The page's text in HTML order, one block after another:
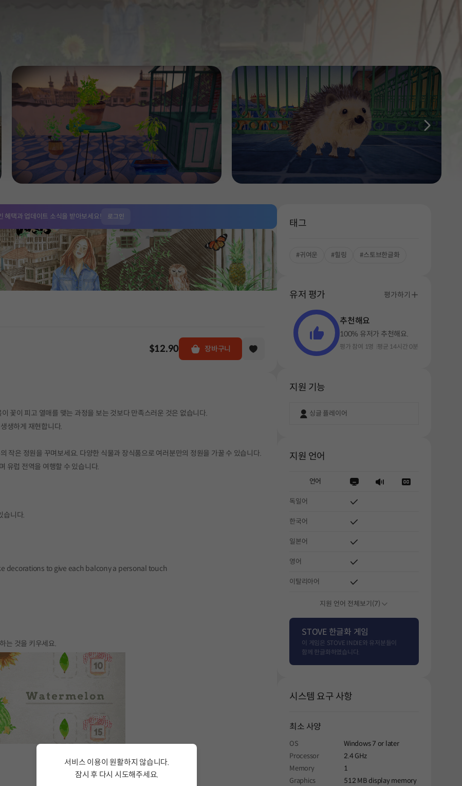
다음
혜택과 업데이트 소식을 받아보세요! 로그인
$12.90 장바구니
꽃이 피고 열매를 맺는 과정을 보는 것보다 만족스러운 것은 없습니다.
생하게 재현합니다.
작은 정원을 꾸며보세요. 다양한 식물과 장식품으로 여러분만의 정원을 가꿀 수 있습니다.
유럽 전역을 여행할 수 있습니다.
습니다.
decorations to give each balcony a personal touch
는 것을 키우세요.
태그
#귀여운 #힐링 #스토브한글화
유저 평가 평가하기
추천해요
100% 유저가 추천해요.
평가 참여 1명 평균 14시간 0분
지원 기능
싱글 플레이어
지원 언어
언어
독일어
한국어
일본어
영어
이탈리아어
지원 언어 전체보기(7)
STOVE 한글화 게임
이 게임은 STOVE INDIE와 유저분들이
함께 한글화하였습니다.
시스템 요구 사항
최소 사양
OS
Windows 7 or later
Processor
2.4 GHz
Memory
1
Graphics
512 MB display memory
서비스 이용이 원활하지 않습니다.
잠시 후 다시 시도해주세요.